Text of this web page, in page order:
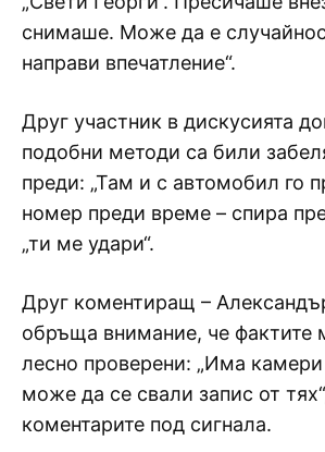
снимаше. Може да е
направи впечатление“.
Друг участник в дискусията
подобни методи са били
преди: „Там и с автомобил го
номер преди време – спира
„ти ме удари“.
Друг коментиращ –
обръща внимание, че фактите
лесно проверени: „Има камери
може да се свали запис от
коментарите под сигнала.